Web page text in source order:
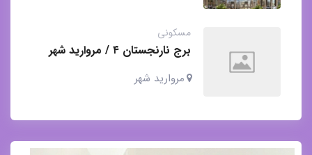
مسکونی
برج نارنجستان ۴ / مروارید شهر
مروارید شهر